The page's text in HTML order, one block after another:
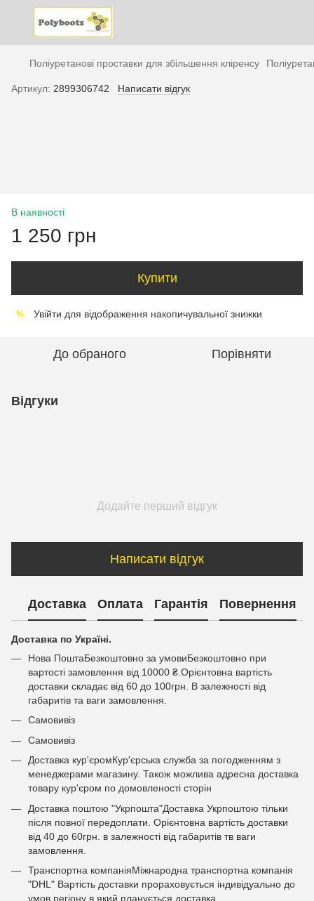
Поліуретанові проставки для збільшення кліренсу
Артикул: 2899306742 Написати відгук
В наявності
1 250 грн
Купити
% Увійти для відображення накопичувальної знижки
До обраного Порівняти
Відгуки
Додайте перший відгук
Написати відгук
Доставка Оплата Гарантія Повернення
Доставка по Україні.
Нова ПоштаБезкоштовно за умовиБезкоштовно при
вартості замовлення від 10000 ₴.Орієнтовна вартість
доставки складає від 60 до 100грн. В залежності від
габаритів та ваги замовлення.
Самовивіз
Самовивіз
Доставка кур'єромКур'єрська служба за погодженням з
менеджерами магазину. Також можлива адресна доставка
товару кур'єром по домовленості сторін
Доставка поштою "Укрпошта"Доставка Укрпоштою тільки
після повної передоплати. Орієнтовна вартість доставки
від 40 до 60грн. в залежності від габаритів тв ваги
замовлення.
Транспортна компаніяМіжнародна транспортна компанія
"DHL" Вартість доставки прораховується індивідуально до
умов регіону в який планується доставка.